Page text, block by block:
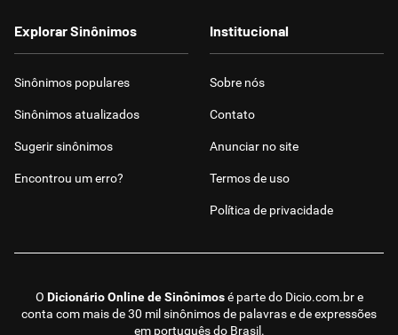
O Dicionário Online de Sinônimosé parte do Dicio.com.bre
conta com mais de 30 mil sinônimos de palavras e de expressões
em português do Brasil.
Explorar Sinônimos
Sinônimos populares
Sinônimos atualizados
Sugerir sinônimos
Encontrou um erro?
Institucional
Sobre nós
Contato
Anunciar no site
Termos de uso
Política de privacidade